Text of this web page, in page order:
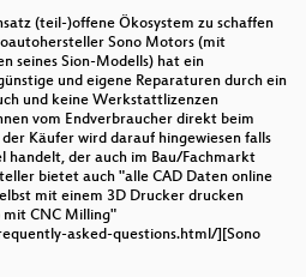
(teil-)offene Ökosystem zu schaffen
Sono Motors (mit
seines Sion-Modells) hat ein
und eigene Reparaturen durch ein
und keine Werkstattlizenzen
vom Endverbraucher direkt beim
Käufer wird darauf hingewiesen falls
handelt, der auch im Bau/Fachmarkt
bietet auch "alle CAD Daten online
mit einem 3D Drucker drucken
mit CNC Milling"
asked-questions.html/][Sono